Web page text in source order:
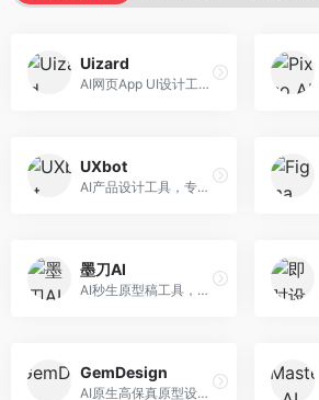
Uizard
AI网页App UI设计工具，专注于快速界面生成。面向产品经理和设计师，提供线框图转UI、界面生成、设计优化等服务，设计速度快。
UXbot
AI产品设计工具，专注于用户体验优化。面向UX设计师，提供用户研究、设计建议、可用性测试等服务，UX设计支持完善。
墨刀AI
AI秒生原型稿工具，专注于快速原型设计。面向产品经理和设计师，提供原型生成、交互设计、团队协作等服务，原型制作效率高。
GemDesign
AI原生高保真原型设计工具，专注于智能设计生成。面向设计师，提供界面生成、设计优化、原型制作等服务，设计自动化程度高。